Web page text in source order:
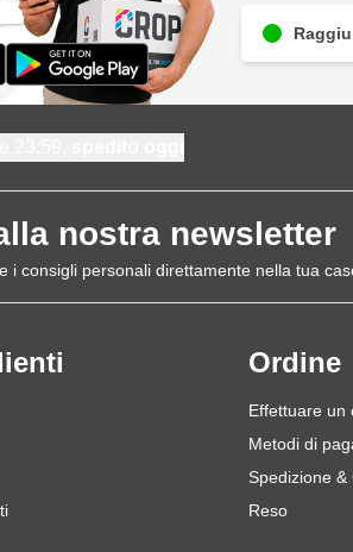
nostra newsletter
i consigli personali direttamente nella tua
Ordine
Effettuare un
Metodi di
Spedizione &
Reso